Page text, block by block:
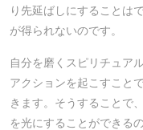
り先延ばしにすることは
が得られないのです。
自分を磨くスピリチュア
アクションを起こすこと
きます。そうすることで
を光にすることができるの